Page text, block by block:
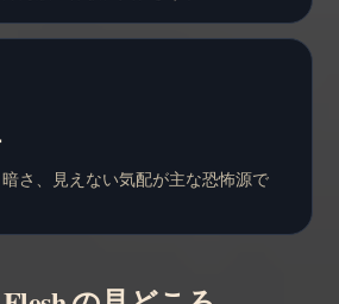
さ、見えない気配が主な恐怖源で